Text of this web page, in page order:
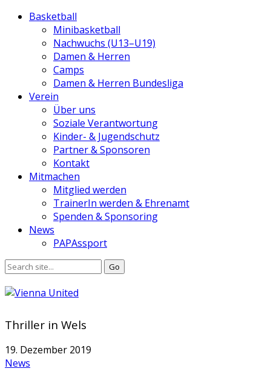
Basketball
Minibasketball
Nachwuchs (U13–U19)
Damen & Herren
Camps
Damen & Herren Bundesliga
Verein
Über uns
Soziale Verantwortung
Kinder- & Jugendschutz
Partner & Sponsoren
Kontakt
Mitmachen
Mitglied werden
TrainerIn werden & Ehrenamt
Spenden & Sponsoring
News
PAPAssport
Thriller in Wels
19. Dezember 2019
News